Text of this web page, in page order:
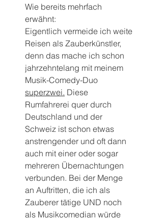
Wie bereits mehrfach
erwähnt:
Eigentlich vermeide ich weite
Reisen als Zauberkünstler,
denn das mache ich schon
jahrzehntelang mit meinem
Musik-Comedy-Duo
superzwei. Diese
Rumfahrerei quer durch
Deutschland und der
Schweiz ist schon etwas
anstrengender und oft dann
auch mit einer oder sogar
mehreren Übernachtungen
verbunden. Bei der Menge
an Auftritten, die ich als
Zauberer tätige UND noch
als Musikcomedian würde